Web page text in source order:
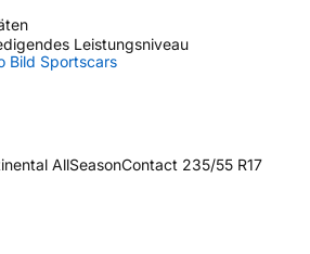
Leistungsniveau
Bild Sportscars
AllSeasonContact 235/55 R17